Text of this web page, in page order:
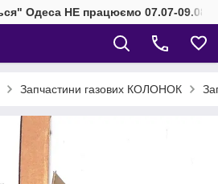
Одеса НЕ працюємо 07.07-
Запчастини газових КОЛОНОК